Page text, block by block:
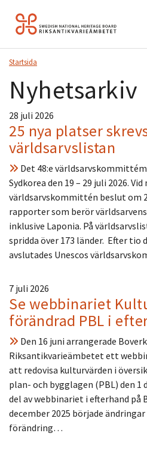
Hoppa
till
Startsida
Nyhetsarkiv
28 juli 2026
25 nya platser
världsarvslistan
Det 48:e
Sydkorea den 19 – 29 juli 2026.
världsarvskommittén beslut om
rapporter som berör
inklusive Laponia. På
spridda över 173 länder. Efter tio
avslutades Unescos
7 juli 2026
Se webbinariet
förändrad PBL i
Den 16 juni arrangerade
Riksantikvarieämbetet ett
att redovisa kulturvärden i
plan- och bygglagen (PBL) den 1
del av webbinariet i efterhand på
december 2025 började
förändring…